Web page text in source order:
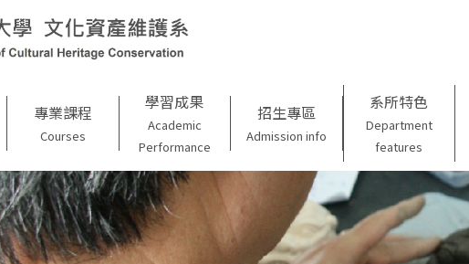
專業課程
Courses
學習成果
Academic
Performance
招生專區
Admission info
系所特色
Department
features